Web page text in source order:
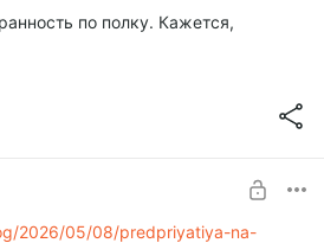
по полку. Кажется,
2026/05/08/predpriyatiya-na-